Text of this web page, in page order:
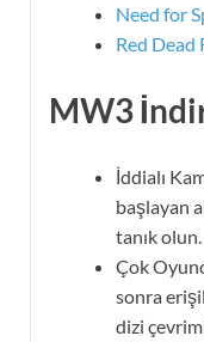
Need for
Red
MW3
İddialı
başlayan
tanık olun.
Çok
sonra
dizi